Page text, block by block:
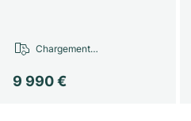
9 990 €
Chargement…